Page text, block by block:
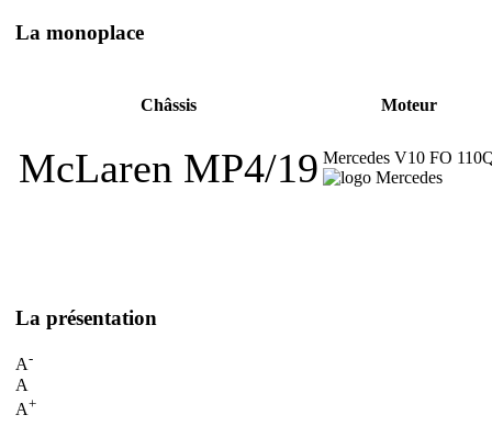
La monoplace
Châssis Moteur
McLaren MP4/19 Mercedes V10 FO
La présentation
A-
A
A+